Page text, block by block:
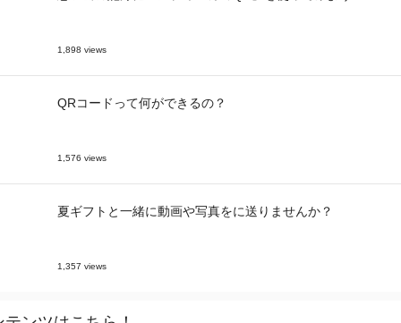
1,898 views
QRコードって何ができるの？
1,576 views
夏ギフトと一緒に動画や写真をに送りませんか？
1,357 views